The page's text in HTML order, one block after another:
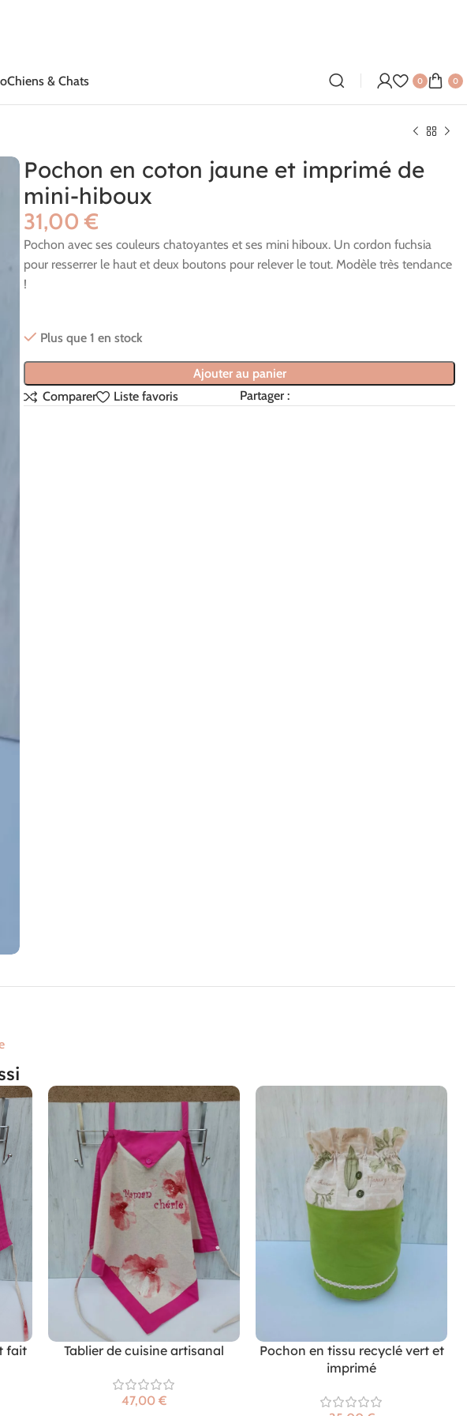
Chiens & Chats 0 0
Pochon en coton jaune et imprimé de
mini-hiboux
€
Pochon avec ses couleurs chatoyantes et ses mini hiboux. Un cordon fuchsia
pour resserrer le haut et deux boutons pour relever le tout. Modèle très tendance
!
Plus que 1 en stock
Ajouter au panier
Comparer
Liste favoris Partager :
fait
Tablier de cuisine artisanal
€
Pochon en tissu recyclé vert et
imprimé